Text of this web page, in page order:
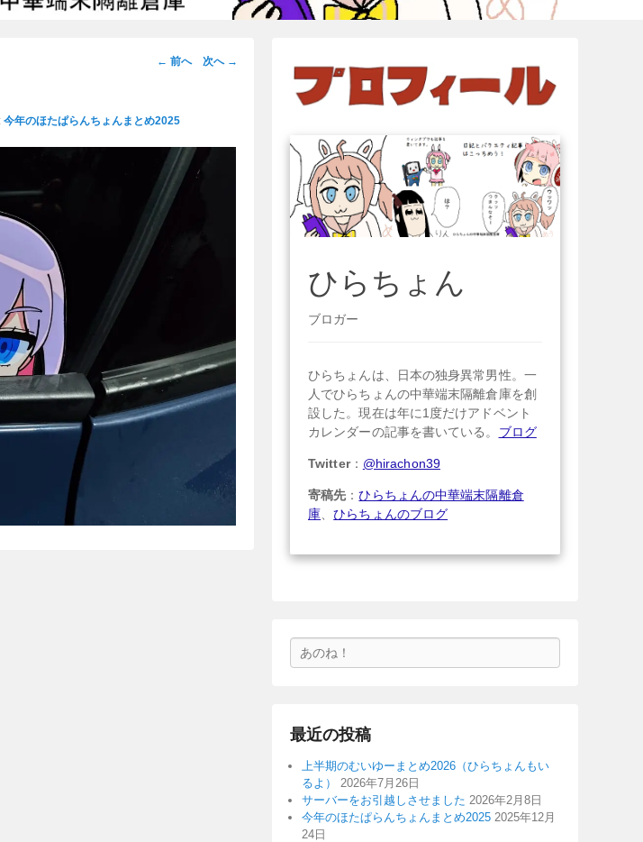
画
ビ
ゲ
ー
シ
ョ
ン
← 前へ 次へ →
今年のほたぱらんちょんまとめ2025
ひらちょん
ブロガー
ひらちょんは、日本の独身異常男性。一
人でひらちょんの中華端末隔離倉庫を創
設した。現在は年に1度だけアドベント
カレンダーの記事を書いている。 ブログ
Twitter： @hirachon39
寄稿先 ：ひらちょんの中華端末隔離倉
庫 、ひらちょんのブログ
索
最近の投稿
上半期のむいゆーまとめ2026（ひらちょんもい
るよ）
2026年7月26日
サーバーをお引越しさせました 2026年2月8日
今年のほたぱらんちょんまとめ2025 2025年12月
24日